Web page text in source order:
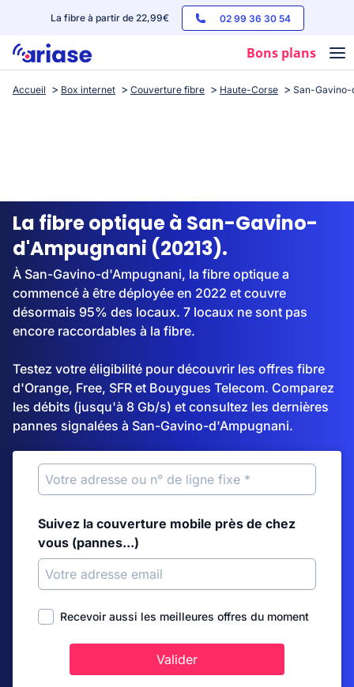
La fibre à partir de 22,99€ 02 99 36 30 54
Bons plans
Box internet
Streaming
Accueil Box internet Couverture fibre Haute-Corse San-Gavino-
La fibre optique à San-Gavino-
d'Ampugnani (20213).
À San-Gavino-d'Ampugnani, la fibre optique a
commencé à être déployée en 2022 et couvre
désormais 95% des locaux. 7 locaux ne sont pas
encore raccordables à la fibre.
Testez votre éligibilité pour découvrir les offres fibre
d'Orange, Free, SFR et Bouygues Telecom. Comparez
les débits (jusqu'à 8 Gb/s) et consultez les dernières
pannes signalées à San-Gavino-d'Ampugnani.
Suivez la couverture mobile près de chez
vous (pannes...)
Recevoir aussi les meilleures offres du moment
Valider